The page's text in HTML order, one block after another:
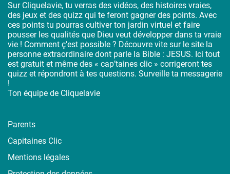
Sur Cliquelavie, tu verras des vidéos, des histoires vraies,
des jeux et des quizz qui te feront gagner des points. Avec
ces points tu pourras cultiver ton jardin virtuel et faire
pousser les qualités que Dieu veut développer dans ta vraie
vie ! Comment ç’est possible ? Découvre vite sur le site la
personne extraordinaire dont parle la Bible : JESUS. Ici tout
est gratuit et même des « cap’taines clic » corrigeront tes
quizz et répondront à tes questions. Surveille ta messagerie
!
Ton équipe de Cliquelavie
Parents
Capitaines Clic
Mentions légales